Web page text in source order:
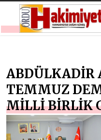
ABDÜLKADİR
TEMMUZ
MİLLİ BİRLİK